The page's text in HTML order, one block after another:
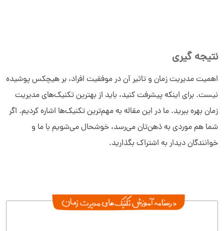
نتیجه گیری
اهمیت مدیریت زمان و تاثیر آن در موفقیت افراد، بر هیچکس پوشیده
نیست. برای اینکه پیشرفت کنید، باید از بهترین تکنیک‌های مدیریت
زمان بهره ببرید. ما در این مقاله به مهم‌ترین تکنیک‌ها اشاره کردیم. اگر
شما هم موردی به ذهن‌تان می‌رسد، خوشحال می‌شویم با ما و
خوانندگان دیدار به اشتراک بگذارید.